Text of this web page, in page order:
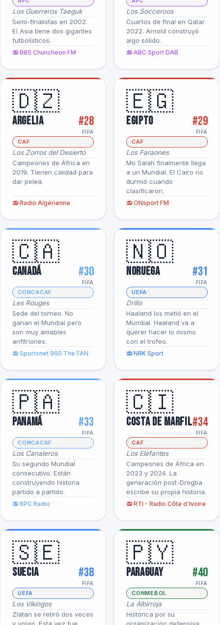
Los Guerreros Taeguk
Semi-finalistas en 2002.
El Asia tiene dos gigantes
futbolísticos.
📻 BBS Chuncheon FM
Los Socceroos
Cuartos de final en Qatar
2022. Arnold construyó
algo sólido.
📻 ABC Sport DAB
🇩🇿
Argelia #28
FIFA
CAF
Los Zorros del Desierto
Campeones de África en
2019. Tienen calidad para
dar pelea.
📻 Radio Algérienne
🇪🇬
Egipto #29
FIFA
CAF
Los Faraones
Mo Salah finalmente llega
a un Mundial. El Cairo no
durmió cuando
clasificaron.
📻 ONsport FM
🇨🇦
Canadá #30
FIFA
CONCACAF
Les Rouges
Sede del torneo. No
ganan el Mundial pero
son muy amables
anfitriones.
📻 Sportsnet 960 The FAN
🇳🇴
Noruega #31
FIFA
UEFA
Drillo
Haaland los metió en el
Mundial. Haaland va a
querer hacer lo mismo
con el trofeo.
📻 NRK Sport
🇵🇦
Panamá #33
FIFA
CONCACAF
Los Canaleros
Su segundo Mundial
consecutivo. Están
construyendo historia
partido a partido.
📻 RPC Radio
🇨🇮
Costa de Marfil#34
FIFA
CAF
Los Elefantes
Campeones de África en
2023 y 2024. La
generación post-Drogba
escribe su propia historia.
📻 RTI - Radio Côte d'Ivoire
🇸🇪
Suecia #38
FIFA
UEFA
Los Vikingos
Zlatan se retiró dos veces
🇵🇾
Paraguay #40
FIFA
CONMEBOL
La Albirroja
Histórica por su